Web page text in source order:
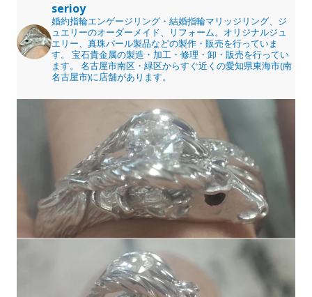
serioy
婚約指輪エンゲージリング・結婚指輪マリッジリング、ジ
ュエリーのオーダーメイド、リフォーム。オリジナルジュ
エリー、真珠パール製品などの製作・販売を行っていま
す。
宝石貴金属の製造・加工・修理・卸・販売を行ってい
ます。
名古屋市南区・緑区からすぐ近くの愛知県東海市(南
名古屋市)に店舗があります。